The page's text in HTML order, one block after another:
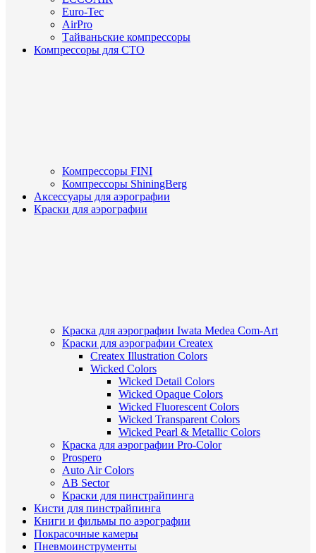
Euro-Tec
AirPro
Тайваньские компрессоры
Компрессоры для СТО
Компрессоры FINI
Компрессоры ShiningBerg
Аксессуары для аэрографии
Краски для аэрографии
Краска для аэрографии Iwata Medea Com-Art
Краски для аэрографии Createx
Createx Illustration Colors
Wicked Colors
Wicked Detail Colors
Wicked Opaque Colors
Wicked Fluorescent Colors
Wicked Transparent Colors
Wicked Pearl & Metallic Colors
Краска для аэрографии Pro-Color
Prospero
Auto Air Colors
AB Sector
Краски для пинстрайпинга
Кисти для пинстрайпинга
Книги и фильмы по аэрографии
Покрасочные камеры
Пневмоинструменты